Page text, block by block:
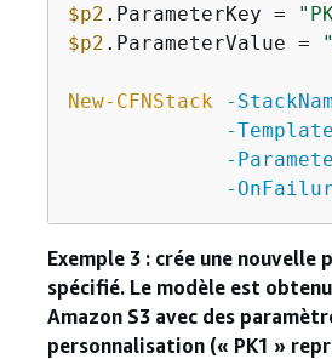
$p2 .ParameterKey =
$p2 .ParameterValue =
New-CFNStack -
-
-
-
Exemple 3 : crée une nouvelle
spécifié. Le modèle est
Amazon S3 avec des
personnalisation (« PK1 »